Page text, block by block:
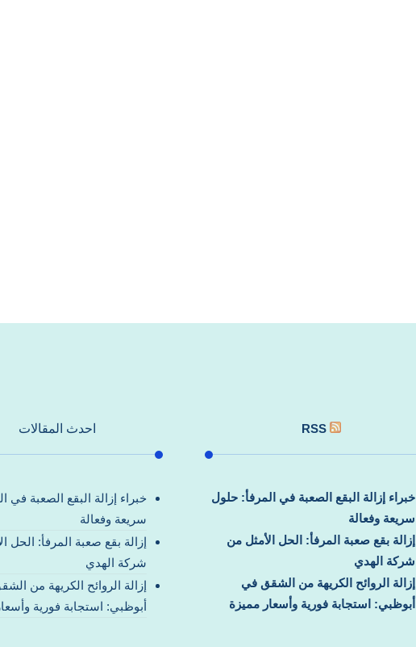
RSS
خبراء إزالة البقع الصعبة في المرفأ: حلول
سريعة وفعالة
إزالة بقع صعبة المرفأ: الحل الأمثل من
شركة الهدي
إزالة الروائح الكريهة من الشقق في
أبوظبي: استجابة فورية وأسعار مميزة
احدث المقالات
خبراء إزالة البقع الصعبة في
سريعة وفعالة
إزالة بقع صعبة المرفأ: الحل
شركة الهدي
إزالة الروائح الكريهة من
أبوظبي: استجابة فورية